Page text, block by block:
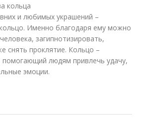
кольца
и любимых украшений –
Именно благодаря ему можно
загипнотизировать,
снять проклятие. Кольцо –
помогающий людям привлечь удачу,
эмоции.